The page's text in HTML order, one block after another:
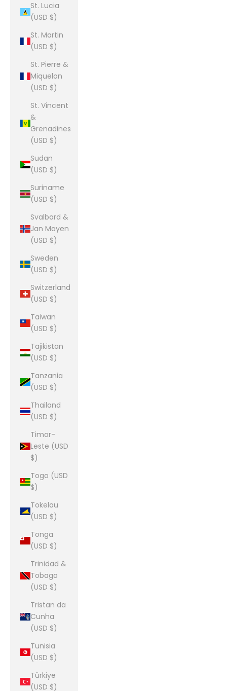
St. Lucia
(USD $)
St. Martin
(USD $)
St. Pierre &
Miquelon
(USD $)
St. Vincent
&
Grenadines
(USD $)
Sudan
(USD $)
Suriname
(USD $)
Svalbard &
Jan Mayen
(USD $)
Sweden
(USD $)
Switzerland
(USD $)
Taiwan
(USD $)
Tajikistan
(USD $)
Tanzania
(USD $)
Thailand
(USD $)
Timor-
Leste (USD
$)
Togo (USD
$)
Tokelau
(USD $)
Tonga
(USD $)
Trinidad &
Tobago
(USD $)
Tristan da
Cunha
(USD $)
Tunisia
(USD $)
Türkiye
(USD $)